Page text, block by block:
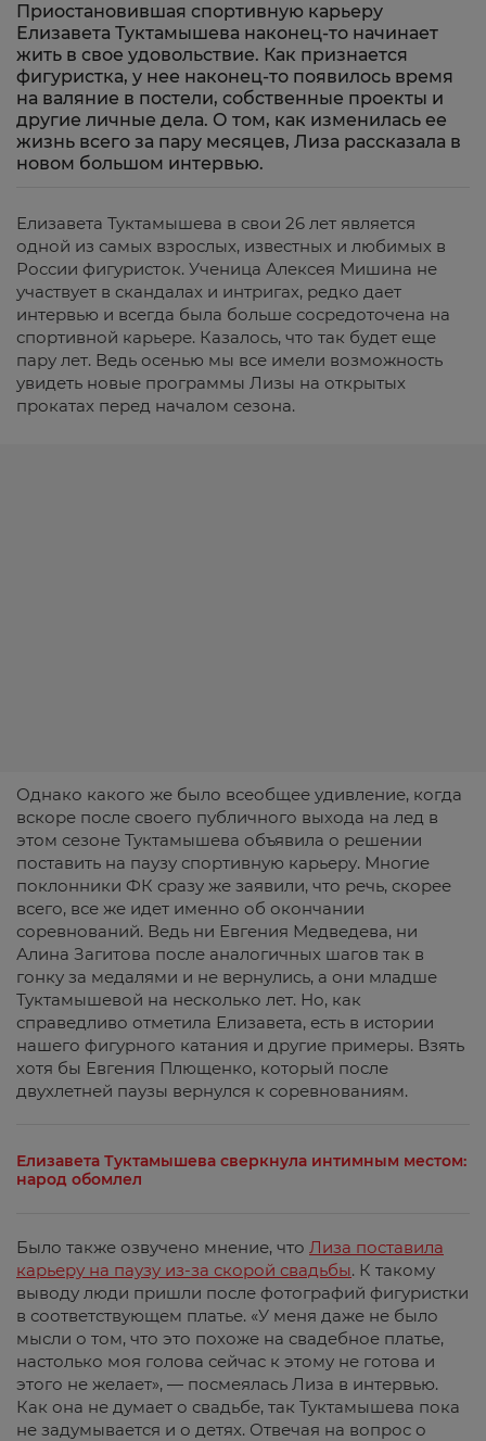
Приостановившая спортивную карьеру
Елизавета Туктамышева наконец-то начинает
жить в свое удовольствие. Как признается
фигуристка, у нее наконец-то появилось время
на валяние в постели, собственные проекты и
другие личные дела. О том, как изменилась ее
жизнь всего за пару месяцев, Лиза рассказала в
новом большом интервью.
Елизавета Туктамышева в свои 26 лет является
одной из самых взрослых, известных и любимых в
России фигуристок. Ученица Алексея Мишина не
участвует в скандалах и интригах, редко дает
интервью и всегда была больше сосредоточена на
спортивной карьере. Казалось, что так будет еще
пару лет. Ведь осенью мы все имели возможность
увидеть новые программы Лизы на открытых
прокатах перед началом сезона.
Однако какого же было всеобщее удивление, когда
вскоре после своего публичного выхода на лед в
этом сезоне Туктамышева объявила о решении
поставить на паузу спортивную карьеру. Многие
поклонники ФК сразу же заявили, что речь, скорее
всего, все же идет именно об окончании
соревнований. Ведь ни Евгения Медведева, ни
Алина Загитова после аналогичных шагов так в
гонку за медалями и не вернулись, а они младше
Туктамышевой на несколько лет. Но, как
справедливо отметила Елизавета, есть в истории
нашего фигурного катания и другие примеры. Взять
хотя бы Евгения Плющенко, который после
двухлетней паузы вернулся к соревнованиям.
Елизавета Туктамышева сверкнула интимным местом:
народ обомлел
Было также озвучено мнение, что Лиза поставила
карьеру на паузу из-за скорой свадьбы. К такому
выводу люди пришли после фотографий фигуристки
в соответствующем платье. «У меня даже не было
мысли о том, что это похоже на свадебное платье,
настолько моя голова сейчас к этому не готова и
этого не желает», — посмеялась Лиза в интервью.
Как она не думает о свадьбе, так Туктамышева пока
не задумывается и о детях. Отвечая на вопрос о